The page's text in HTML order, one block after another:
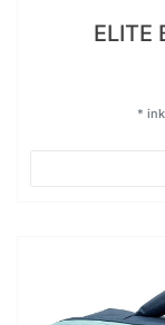
ELITE
*